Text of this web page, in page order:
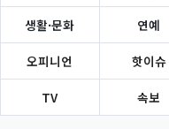
생활·문화 연예
오피니언 핫이슈
TV 속보